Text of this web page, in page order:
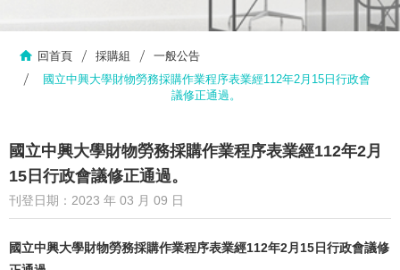
回首頁 採購組
一般公告
國立中興大學財物勞務採購作業程序表業經112年2月15日行政會
議修正通過。
國立中興大學財物勞務採購作業程序表業經112年2月
15日行政會議修正通過。
刊登日期：2023 年 03 月 09 日
國立中興大學財物勞務採購作業程序表業經112年2月15日行政會議修